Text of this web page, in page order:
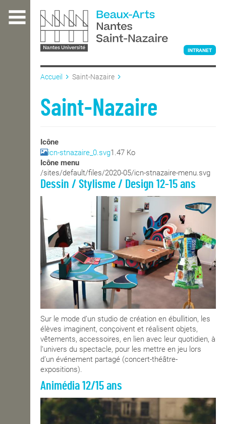
contenu
L'ÉCOLE
ENSEIGNEMENT
INTERNATIONAL
COURS PUBLICS
OPEN SCHOOL
CONTACTS
INTRANET
Accueil Saint-Nazaire
Saint-Nazaire
Icône
icn-stnazaire_0.svg1.47 Ko
Icône menu
/sites/default/files/2020-05/icn-stnazaire-menu.svg
Dessin / Stylisme / Design 12-15 ans
Sur le mode d’un studio de création en ébullition, les
élèves imaginent, conçoivent et réalisent objets,
vêtements, accessoires, en lien avec leur quotidien, à
l’univers du spectacle, pour les mettre en jeu lors
d’un événement partagé (concert-théâtre-
expositions).
Animédia 12/15 ans